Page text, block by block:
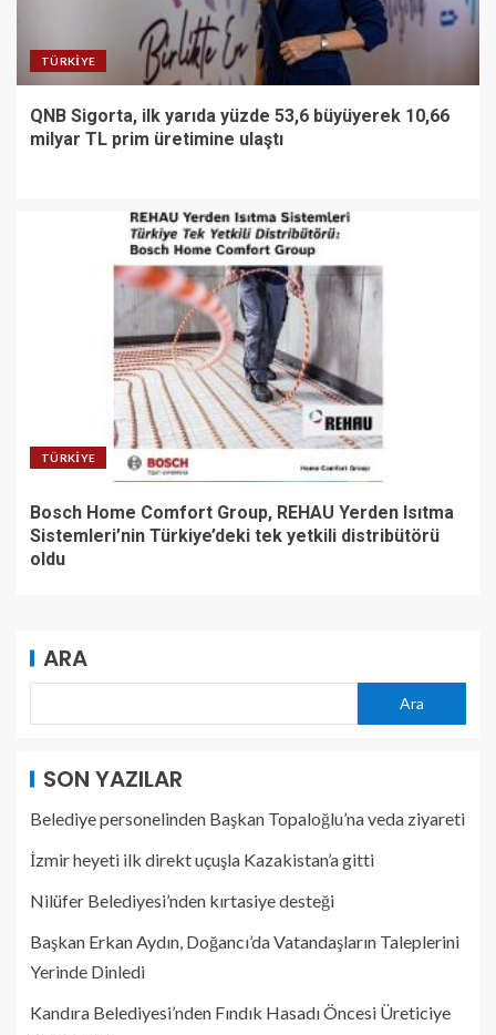
TÜRKIYE
QNB Sigorta, ilk yarıda yüzde 53,6 büyüyerek 10,66
milyar TL prim üretimine ulaştı
TÜRKIYE
Bosch Home Comfort Group, REHAU Yerden Isıtma
Sistemleri’nin Türkiye’deki tek yetkili distribütörü
oldu
ARA
Ara
SON YAZILAR
Belediye personelinden Başkan Topaloğlu’na veda ziyareti
İzmir heyeti ilk direkt uçuşla Kazakistan’a gitti
Nilüfer Belediyesi’nden kırtasiye desteği
Başkan Erkan Aydın, Doğancı’da Vatandaşların Taleplerini
Yerinde Dinledi
Kandıra Belediyesi’nden Fındık Hasadı Öncesi Üreticiye